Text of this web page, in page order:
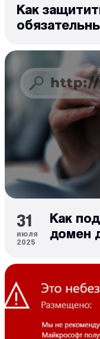
Как
31
июля
2025
Как
домен